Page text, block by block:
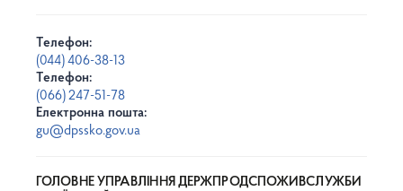
Телефон:
(044) 406-38-13
Телефон:
(066) 247-51-78
Електронна пошта:
gu@dpssko.gov.ua
ГОЛОВНЕ УПРАВЛІННЯ ДЕРЖПРОДСПОЖИВСЛУЖБИ